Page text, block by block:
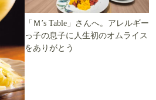
「Ｍ’s Table」さんへ。アレルギー
っ子の息子に人生初のオムライス
をありがとう